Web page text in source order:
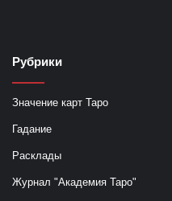
Рубрики
Значение карт Таро
Гадание
Расклады
Журнал "Академия Таро"